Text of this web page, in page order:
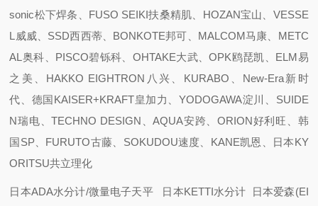
sonic松下焊条、FUSO SEIKI扶桑精肌、HOZAN宝山、VESSE
L威威、SSD西西蒂、BONKOTE邦可、MALCOM马康、METC
AL奥科、PISCO碧铄科、OHTAKE大武、OPK鸥琵凯、ELM易
之美、HAKKO EIGHTRON八兴、KURABO、New-Era新时
代、德国KAISER+KRAFT皇加力、YODOGAWA淀川、SUIDE
N瑞电、TECHNO DESIGN、AQUA安跨、ORION好利旺、韩
国SP、FURUTO古藤、SOKUDOU速度、KANE凯恩、日本KY
ORITSU共立理化
日本ADA水分计/微量电子天平 日本KETTI水分计 日本爱森(EI